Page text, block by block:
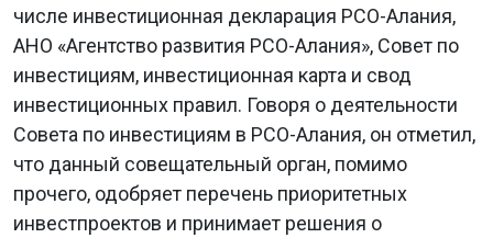
числе инвестиционная декларация РСО-Алания,
АНО «Агентство развития РСО-Алания», Совет по
инвестициям, инвестиционная карта и свод
инвестиционных правил. Говоря о деятельности
Совета по инвестициям в РСО-Алания, он отметил,
что данный совещательный орган, помимо
прочего, одобряет перечень приоритетных
инвестпроектов и принимает решения о